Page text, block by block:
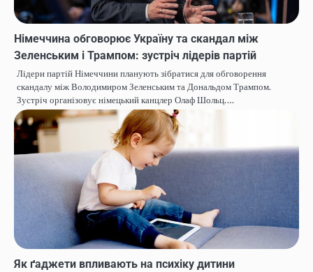
Німеччина обговорює Україну та скандал між
Зеленським і Трампом: зустріч лідерів партій
Лідери партій Німеччини планують зібратися для обговорення
скандалу між Володимиром Зеленським та Дональдом Трампом.
Зустріч організовує німецький канцлер Олаф Шольц.…
Як ґаджети впливають на психіку дитини